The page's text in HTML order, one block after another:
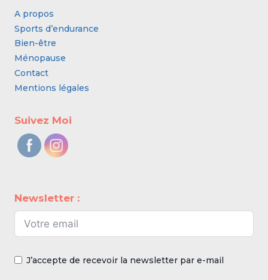
A propos
Sports d’endurance
Bien-être
Ménopause
Contact
Mentions légales
Suivez Moi
Newsletter :
J’accepte de recevoir la newsletter par e-mail